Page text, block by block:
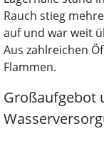
Rauch stieg
auf und war weit
Aus zahlreichen
Flammen.
Großaufgebot